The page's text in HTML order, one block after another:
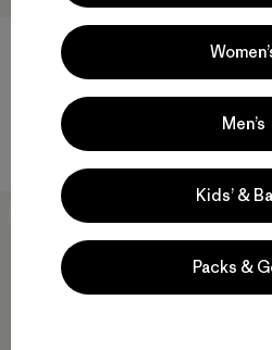
W's Quandary Joggers
Valoración: 4.4 / 5
(63Comentarios
)
Men’s
Kids’ &
Packs &